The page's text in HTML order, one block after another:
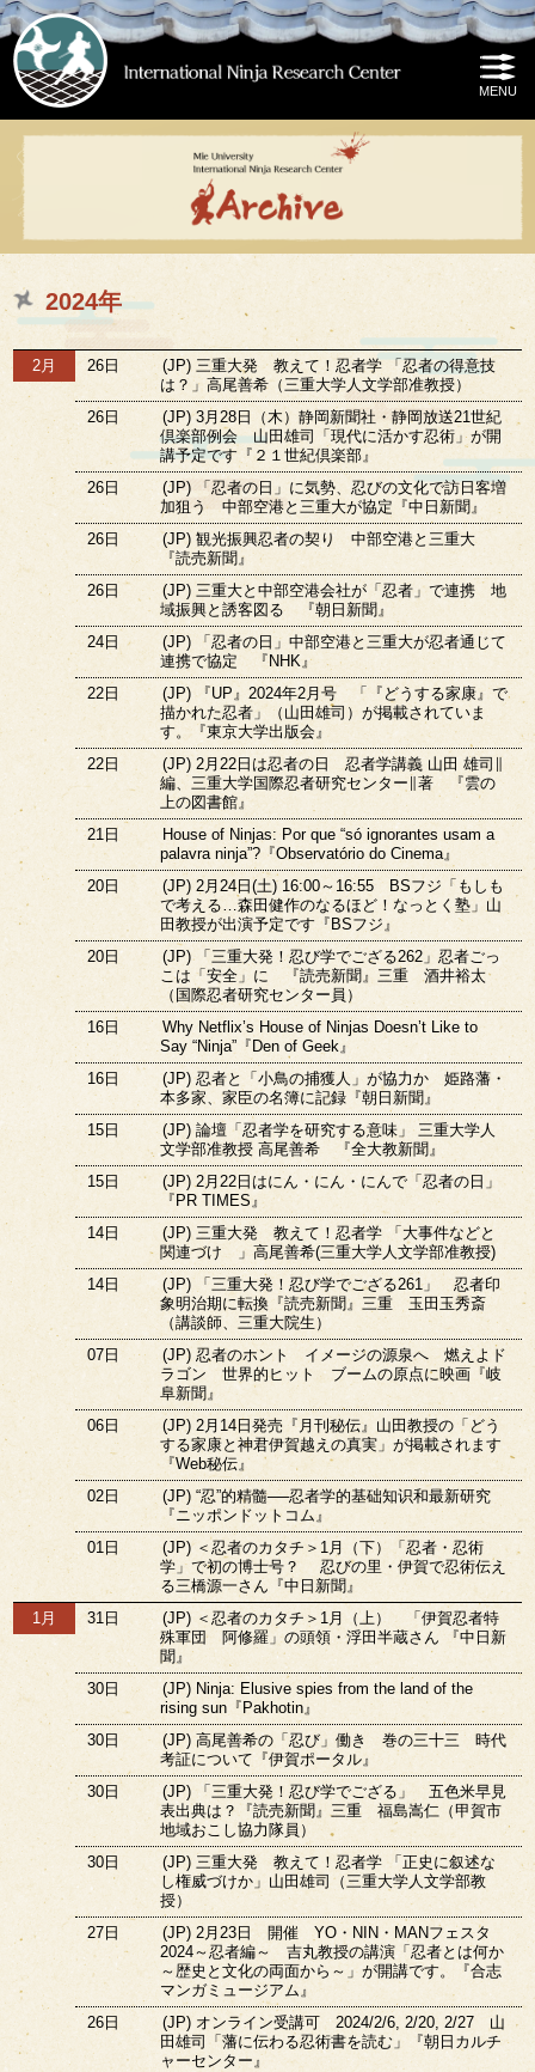
2024年
2月 26日
(JP) 三重大発 教えて！忍者学 「忍者の得意技
は？」高尾善希（三重大学人文学部准教授）
26日
(JP) 3月28日（木）静岡新聞社・静岡放送21世紀
倶楽部例会 山田雄司「現代に活かす忍術」が開
講予定です『２１世紀倶楽部』
26日
(JP) 「忍者の日」に気勢、忍びの文化で訪日客増
加狙う 中部空港と三重大が協定『中日新聞』
26日
(JP) 観光振興忍者の契り 中部空港と三重大
『読売新聞』
26日
(JP) 三重大と中部空港会社が「忍者」で連携 地
域振興と誘客図る 『朝日新聞』
24日
(JP) 「忍者の日」中部空港と三重大が忍者通じて
連携で協定 『NHK』
22日
(JP) 『UP』2024年2月号 「『どうする家康』で
描かれた忍者」（山田雄司）が掲載されていま
す。『東京大学出版会』
22日
(JP) 2月22日は忍者の日 忍者学講義 山田 雄司∥
編、三重大学国際忍者研究センター∥著 『雲の
上の図書館』
21日
House of Ninjas: Por que “só ignorantes usam a
palavra ninja”?『Observatório do Cinema』
20日
(JP) 2月24日(土) 16:00～16:55 BSフジ「もしも
で考える…森田健作のなるほど！なっとく塾」山
田教授が出演予定です『BSフジ』
20日
(JP) 「三重大発！忍び学でござる262」忍者ごっ
こは「安全」に 『読売新聞』三重 酒井裕太
（国際忍者研究センター員）
16日
Why Netflix’s House of Ninjas Doesn’t Like to
Say “Ninja”『Den of Geek』
16日
(JP) 忍者と「小鳥の捕獲人」が協力か 姫路藩・
本多家、家臣の名簿に記録『朝日新聞』
15日
(JP) 論壇「忍者学を研究する意味」 三重大学人
文学部准教授 高尾善希 『全大教新聞』
15日
(JP) 2月22日はにん・にん・にんで「忍者の日」
『PR TIMES』
14日
(JP) 三重大発 教えて！忍者学 「大事件などと
関連づけ 」高尾善希(三重大学人文学部准教授)
14日
(JP) 「三重大発！忍び学でござる261」 忍者印
象明治期に転換『読売新聞』三重 玉田玉秀斎
（講談師、三重大院生）
07日
(JP) 忍者のホント イメージの源泉へ 燃えよド
ラゴン 世界的ヒット ブームの原点に映画『岐
阜新聞』
06日
(JP) 2月14日発売『月刊秘伝』山田教授の「どう
する家康と神君伊賀越えの真実」が掲載されます
『Web秘伝』
02日
(JP) “忍”的精髓──忍者学的基础知识和最新研究
『ニッポンドットコム』
01日
(JP) ＜忍者のカタチ＞1月（下）「忍者・忍術
学」で初の博士号？ 忍びの里・伊賀で忍術伝え
る三橋源一さん『中日新聞』
1月
31日
(JP) ＜忍者のカタチ＞1月（上） 「伊賀忍者特
殊軍団 阿修羅」の頭領・浮田半蔵さん 『中日新
聞』
30日
(JP) Ninja: Elusive spies from the land of the
rising sun『Pakhotin』
30日
(JP) 高尾善希の「忍び」働き 巻の三十三 時代
考証について『伊賀ポータル』
30日
(JP) 「三重大発！忍び学でござる」 五色米早見
表出典は？『読売新聞』三重 福島嵩仁（甲賀市
地域おこし協力隊員）
30日
(JP) 三重大発 教えて！忍者学 「正史に叙述な
し権威づけか」山田雄司（三重大学人文学部教
授）
27日
(JP) 2月23日 開催 YO・NIN・MANフェスタ
2024～忍者編～ 吉丸教授の講演「忍者とは何か
～歴史と文化の両面から～」が開講です。『合志
マンガミュージアム』
26日
(JP) オンライン受講可 2024/2/6, 2/20, 2/27 山
田雄司「藩に伝わる忍術書を読む」『朝日カルチ
ャーセンター』